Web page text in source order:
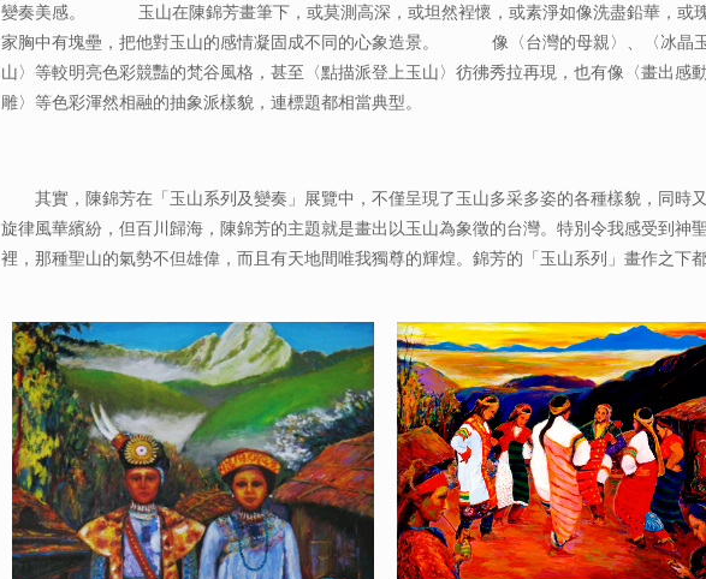
變奏美感。 玉山在陳錦芳畫筆下，或莫測高深，或坦然裎懷，或素淨如像洗盡鉛華，或瑰
家胸中有塊壘，把他對玉山的感情凝固成不同的心象造景。 像〈台灣的母親〉、〈冰晶玉
山〉等較明亮色彩競豔的梵谷風格，甚至〈點描派登上玉山〉彷彿秀拉再現，也有像〈畫出感
雕〉等色彩渾然相融的抽象派樣貌，連標題都相當典型。
其實，陳錦芳在「玉山系列及變奏」展覽中，不僅呈現了玉山多采多姿的各種樣貌，同時
旋律風華繽紛，但百川歸海，陳錦芳的主題就是畫出以玉山為象徵的台灣。特別令我感受到神
裡，那種聖山的氣勢不但雄偉，而且有天地間唯我獨尊的輝煌。錦芳的「玉山系列」畫作之下